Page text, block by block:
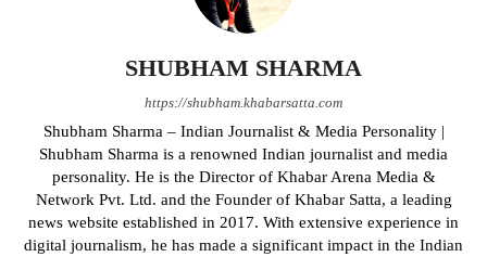
SHUBHAM SHARMA
https://shubham.khabarsatta.com
Shubham Sharma – Indian Journalist & Media Personality |
Shubham Sharma is a renowned Indian journalist and media
personality. He is the Director of Khabar Arena Media &
Network Pvt. Ltd. and the Founder of Khabar Satta, a leading
news website established in 2017. With extensive experience in
digital journalism, he has made a significant impact in the Indian